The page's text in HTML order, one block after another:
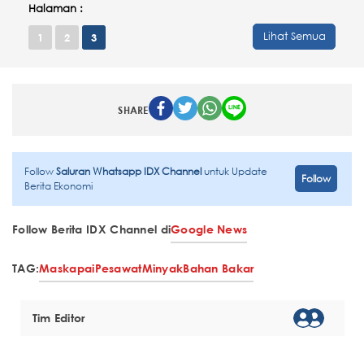
Halaman :
1 2 3 Lihat Semua
SHARE
FollowSaluran Whatsapp IDX Channeluntuk Update
Berita Ekonomi
Follow
Follow Berita IDX Channel diGoogle News
TAG:MaskapaiPesawatMinyakBahan Bakar
Tim Editor